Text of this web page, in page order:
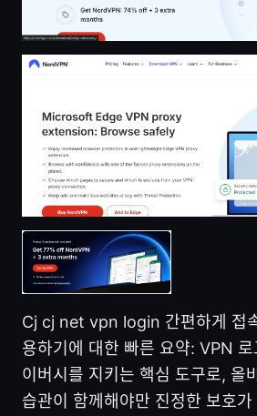
Cj cj net vpn login 간편하게 접
용하기에 대한 빠른 요약: VPN
이버시를 지키는 핵심 도구로, 올
습관이 함께해야만 진정한 보호가